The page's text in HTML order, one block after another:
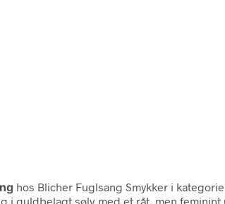
hos Blicher Fuglsang Smykker i
i guldbelagt sølv med et råt, men feminint